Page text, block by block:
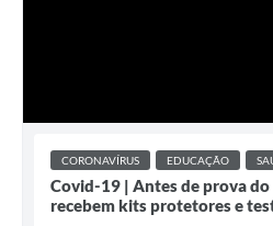
CORONAVÍRUS EDUCAÇÃO
Covid-19 | Antes de prova
recebem kits protetores e